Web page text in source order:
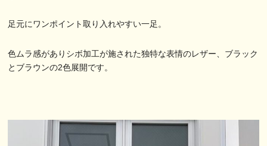
足元にワンポイント取り入れやすい一足。
色ムラ感がありシボ加工が施された独特な表情のレザー、ブラック
とブラウンの2色展開です。